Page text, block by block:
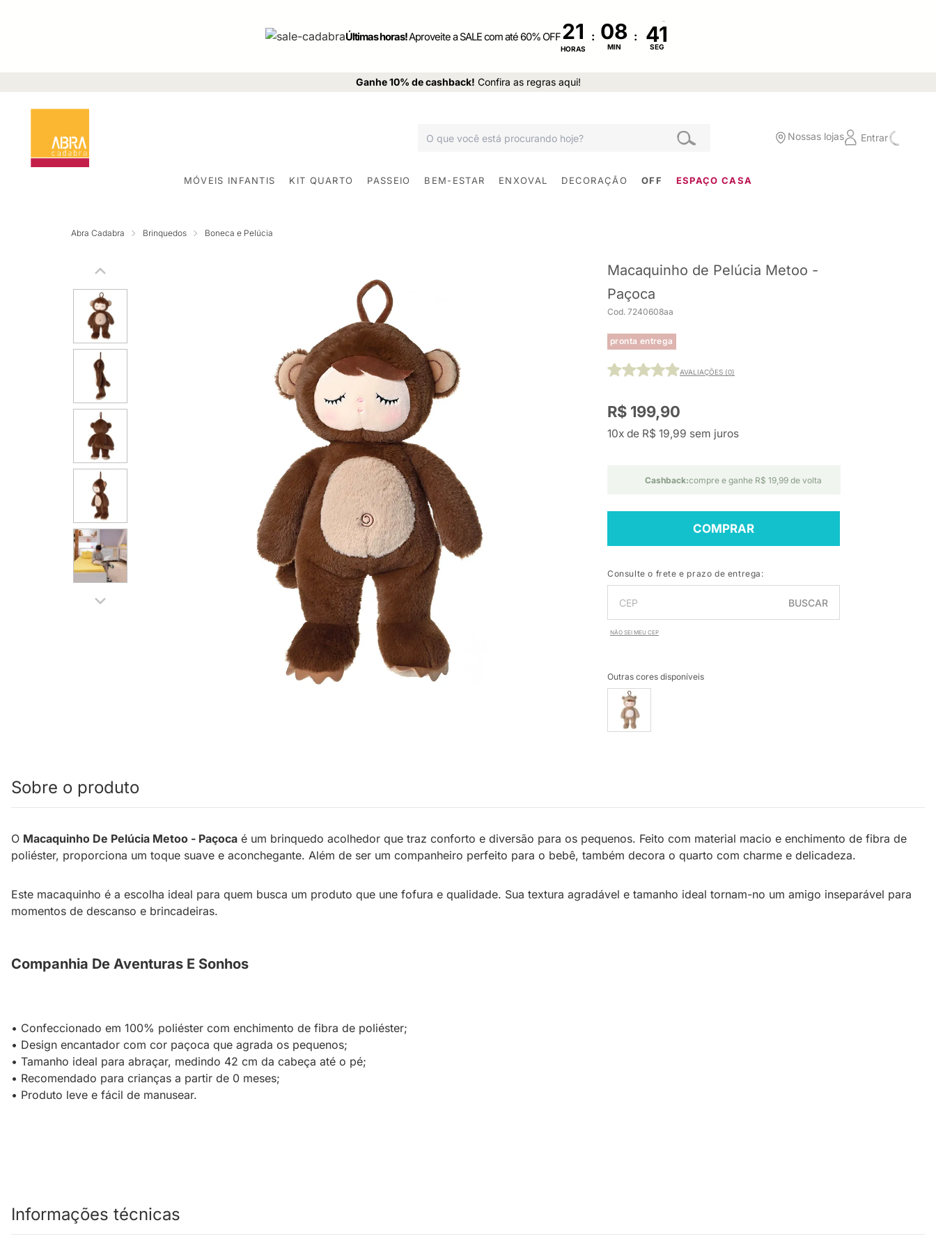
Últimas horas!Aproveite a SALE com até 60% OFF21
HORAS
:
MIN
:
SEG
Ganhe 10% de cashback! Confira as regras aqui!
Nossas lojas Entrar
MÓVEIS INFANTIS KIT QUARTO PASSEIO BEM-ESTAR ENXOVAL DECORAÇÃO OFF ESPAÇO CASA
Abra Cadabra Brinquedos Boneca e Pelúcia
Macaquinho de Pelúcia Metoo -
Paçoca
Cod. 7240608aa
pronta entrega
AVALIAÇÕES (0)
R$ 199,90
10x de R$ 19,99 sem juros
Cashback:compre e ganhe R$ 19,99 de volta
COMPRAR
Consulte o frete e prazo de entrega:
BUSCAR
NÃO SEI MEU CEP
Outras cores disponíveis
Sobre o produto
O Macaquinho De Pelúcia Metoo - Paçoca é um brinquedo acolhedor que traz conforto e diversão para os pequenos. Feito com material macio e enchimento de fibra de
poliéster, proporciona um toque suave e aconchegante. Além de ser um companheiro perfeito para o bebê, também decora o quarto com charme e delicadeza.
Este macaquinho é a escolha ideal para quem busca um produto que une fofura e qualidade. Sua textura agradável e tamanho ideal tornam-no um amigo inseparável para
momentos de descanso e brincadeiras.
Companhia De Aventuras E Sonhos
• Confeccionado em 100% poliéster com enchimento de fibra de poliéster;
• Design encantador com cor paçoca que agrada os pequenos;
• Tamanho ideal para abraçar, medindo 42 cm da cabeça até o pé;
• Recomendado para crianças a partir de 0 meses;
• Produto leve e fácil de manusear.
Informações técnicas